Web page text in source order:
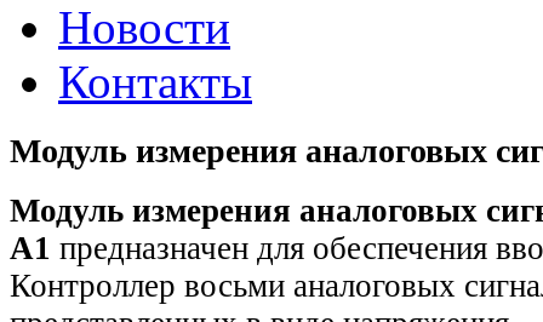
Новости
Контакты
Модуль измерения аналоговых
Модуль измерения аналоговых
A1 предназначен для обеспечения
Контроллер восьми аналоговых